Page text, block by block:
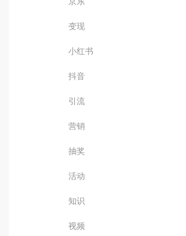
变现
小红书
抖音
引流
营销
抽奖
活动
知识
视频